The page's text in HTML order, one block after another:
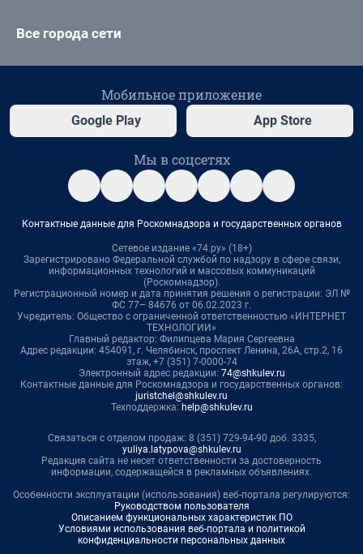
Все города сети
Мобильное приложение
Google Play App Store
Мы в соцсетях
Контактные данные для Роскомнадзора и государственных органов
Сетевое издание «74.ру» (18+)
Зарегистрировано Федеральной службой по надзору в сфере связи,
информационных технологий и массовых коммуникаций
(Роскомнадзор).
Регистрационный номер и дата принятия решения о регистрации: ЭЛ №
ФС 77– 84676 от 06.02.2023 г.
Учредитель: Общество с ограниченной ответственностью «ИНТЕРНЕТ
ТЕХНОЛОГИИ»
Главный редактор: Филипцева Мария Сергеевна
Адрес редакции: 454091, г. Челябинск, проспект Ленина, 26А, стр.2, 16
этаж, +7 (351) 7-0000-74
Электронный адрес редакции: 74@shkulev.ru
Контактные данные для Роскомнадзора и государственных органов:
juristchel@shkulev.ru
Техподдержка: help@shkulev.ru
Связаться с отделом продаж: 8 (351) 729-94-90 доб. 3335,
yuliya.latypova@shkulev.ru
Редакция сайта не несет ответственности за достоверность
информации, содержащейся в рекламных объявлениях.
Особенности эксплуатации (использования) веб-портала регулируются:
Руководством пользователя
Описанием функциональных характеристик ПО
Условиями использования веб-портала и политикой
конфиденциальности персональных данных